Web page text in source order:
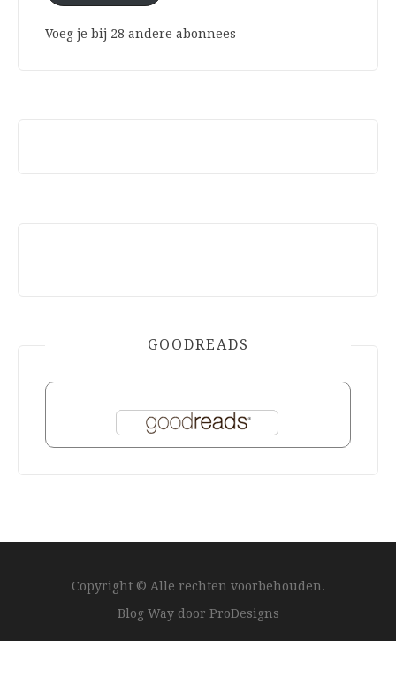
Voeg je bij 28 andere abonnees
GOODREADS
Copyright © Alle rechten voorbehouden.
Blog Way door ProDesigns